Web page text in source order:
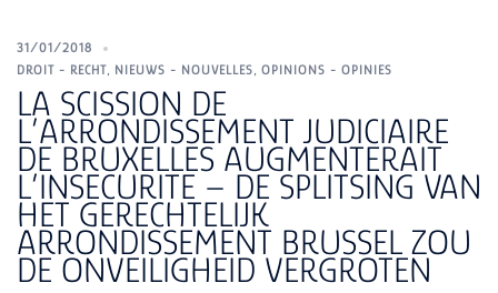
31/01/2018
DROIT - RECHT, NIEUWS - NOUVELLES, OPINIONS - OPINIES
LA SCISSION DE
L’ARRONDISSEMENT JUDICIAIRE
DE BRUXELLES AUGMENTERAIT
L’INSECURITE – DE SPLITSING VAN
HET GERECHTELIJK
ARRONDISSEMENT BRUSSEL ZOU
DE ONVEILIGHEID VERGROTEN